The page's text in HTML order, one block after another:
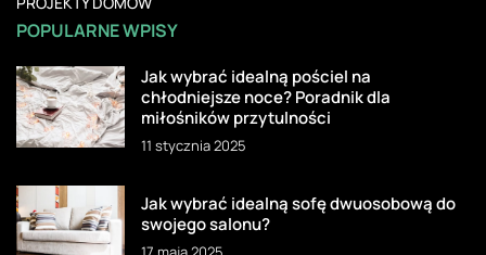
POPULARNE WPISY
Jak wybrać idealną pościel na
chłodniejsze noce? Poradnik dla
miłośników przytulności
11 stycznia 2025
Jak wybrać idealną sofę dwuosobową do
swojego salonu?